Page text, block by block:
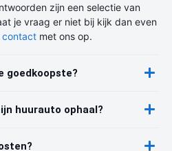
zijn een selectie van
je vraag er niet bij kijk dan even
contact met ons op.
goedkoopste?
huurauto ophaal?